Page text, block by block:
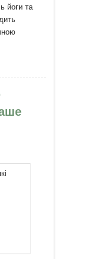
йоги та
йоги та
моря (1-